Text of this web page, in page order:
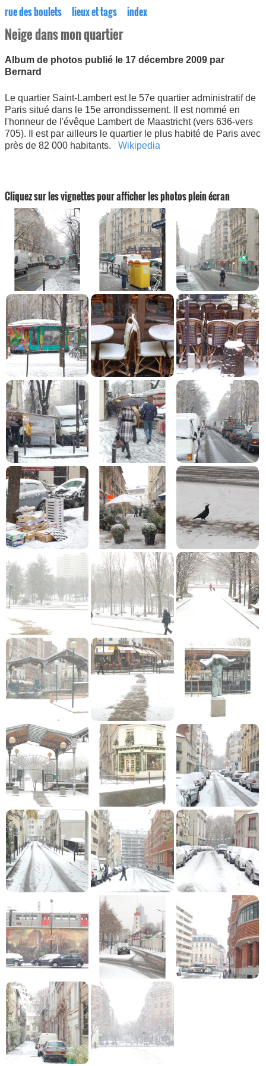
rue des boulets lieux et tags index
Neige dans mon quartier
Album de photos publié le 17 décembre 2009 par
Bernard
Le quartier Saint-Lambert est le 57e quartier administratif de
Paris situé dans le 15e arrondissement. Il est nommé en
l'honneur de l'évêque Lambert de Maastricht (vers 636-vers
705). Il est par ailleurs le quartier le plus habité de Paris avec
près de 82 000 habitants. Wikipedia
Cliquez sur les vignettes pour afficher les photos plein écran